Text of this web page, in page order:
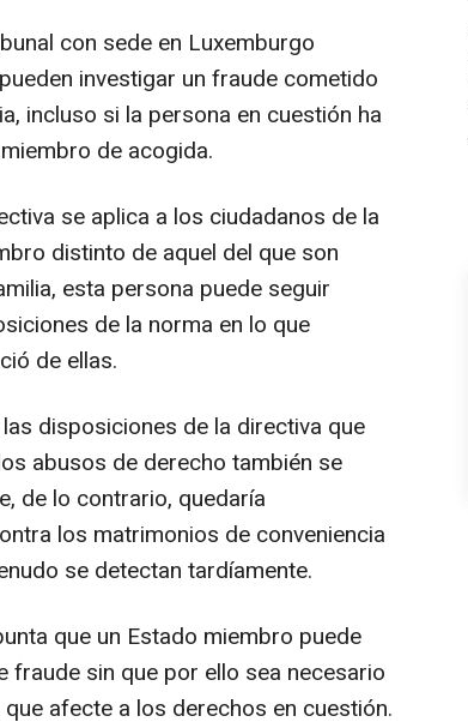
con sede en Luxemburgo
investigar un fraude cometido
incluso si la persona en cuestión ha
de acogida.
se aplica a los ciudadanos de la
distinto de aquel del que son
esta persona puede seguir
de la norma en lo que
de ellas.
disposiciones de la directiva que
abusos de derecho también se
de lo contrario, quedaría
los matrimonios de conveniencia
se detectan tardíamente.
que un Estado miembro puede
fraude sin que por ello sea necesario
afecte a los derechos en cuestión.